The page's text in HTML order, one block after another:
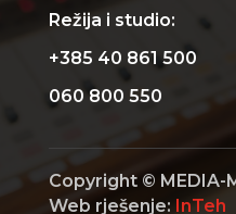
Režija i studio:
+385 40 861 500
060 800 550
Copyright © MEDIA-
Web rješenje: InTeh